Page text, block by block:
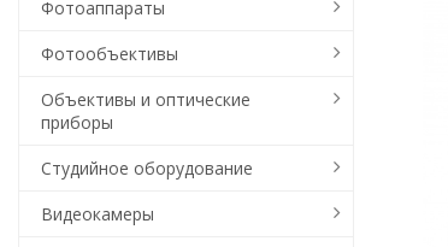
Фотоаппараты
Фотообъективы
Объективы и оптические
приборы
Студийное оборудование
Видеокамеры